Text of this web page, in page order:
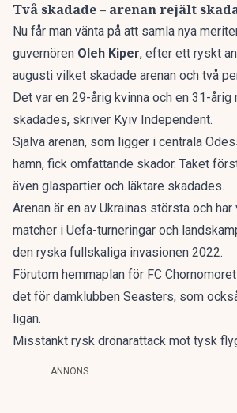
Två skadade – arenan rejält
Nu får man vänta på att samla nya
guvernören Oleh Kiper, efter ett ryskt
augusti vilket skadade arenan och två
Det var en 29-årig kvinna och en 31-årig
skadades, skriver Kyiv Independent.
Själva arenan, som ligger i centrala
hamn, fick omfattande skador. Taket
även glaspartier och läktare skadades.
Arenan är en av Ukrainas största och
matcher i Uefa-turneringar och
den ryska fullskaliga invasionen 2022.
Förutom hemmaplan för FC
det för damklubben Seasters, som
ligan.
Misstänkt rysk drönarattack mot tysk
ANNONS